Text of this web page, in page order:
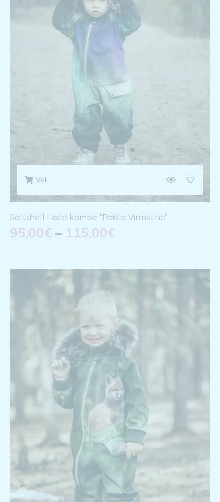
Vali
Softshell Laste kombe “Poiste Virmaline”
95,00€ – 115,00€